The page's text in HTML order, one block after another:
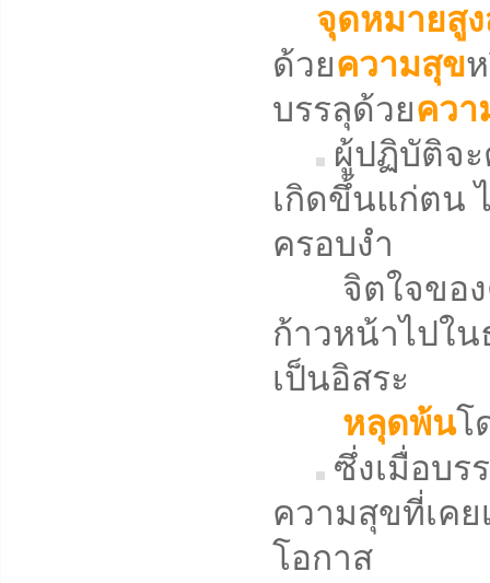
จุดหมายสู
ด้วยความสุข
บรรลุด้วยคว
ผู้ปฏิบัติจะ
เกิดขึ้นแก่ตน
ครอบงำ
จิตใจของ
ก้าวหน้าไปใน
เป็นอิสระ
หลุดพ้นโ
ซึ่งเมื่อบร
ความสุขที่เค
โอกาส